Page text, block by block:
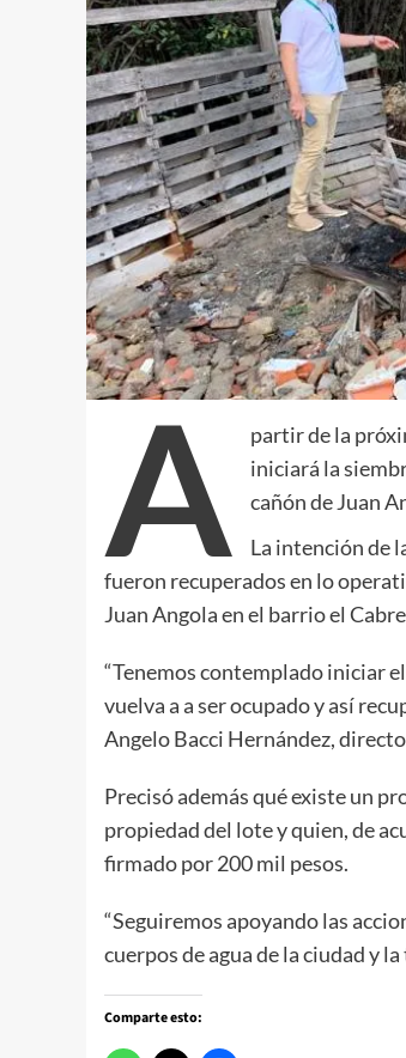
A
partir de la
iniciará la
cañón de Juan
La intención de
fueron recuperados en lo
Juan Angola en el barrio el
“Tenemos contemplado iniciar
vuelva a a ser ocupado y así
Angelo Bacci Hernández,
Precisó además qué existe un
propiedad del lote y quien, de
firmado por 200 mil pesos.
“Seguiremos apoyando las
cuerpos de agua de la ciudad y
Comparte esto: